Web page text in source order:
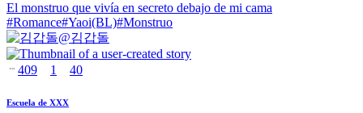
El monstruo que vivía en secreto debajo de mi cama
#Romance#Yaoi(BL)#Monstruo
@김갑돌
409 1 40
Escuela de XXX